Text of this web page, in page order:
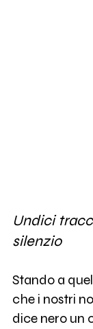
Undici
silenzio
Stando a
che i nostri
dice nero un